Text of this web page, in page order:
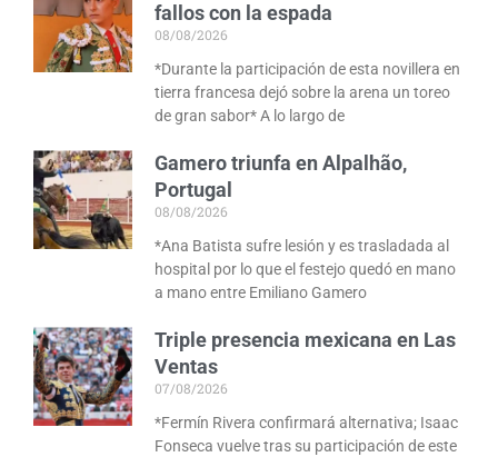
fallos con la espada
08/08/2026
*Durante la participación de esta novillera en
tierra francesa dejó sobre la arena un toreo
de gran sabor* A lo largo de
Gamero triunfa en Alpalhão,
Portugal
08/08/2026
*Ana Batista sufre lesión y es trasladada al
hospital por lo que el festejo quedó en mano
a mano entre Emiliano Gamero
Triple presencia mexicana en Las
Ventas
07/08/2026
*Fermín Rivera confirmará alternativa; Isaac
Fonseca vuelve tras su participación de este